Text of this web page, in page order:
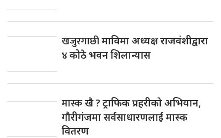
खजुरगाछीमाविमा अध्यक्ष राजवंशीद्वारा
४ कोठे भवन शिलान्यास
मास्कखै ? ट्राफिक प्रहरीकाे अभियान,
गाैरीगंजमा सर्वसाधारणलाई मास्क
वितरण